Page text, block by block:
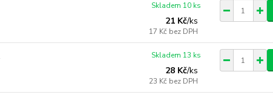
21 Kč/ks
17 Kč bez DPH
Skladem 10 ks
28 Kč/ks
23 Kč bez DPH
Skladem 13 ks